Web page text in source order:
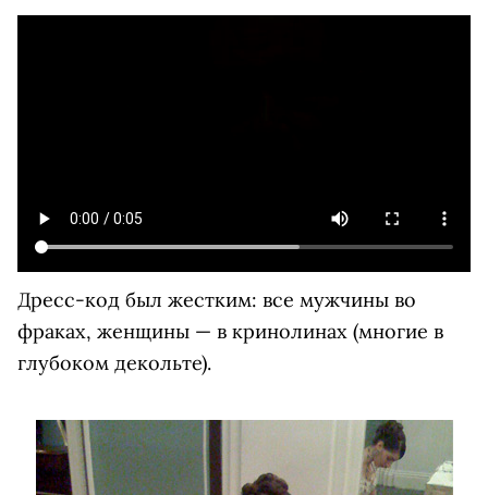
Дресс-код был жестким: все мужчины во
фраках, женщины — в кринолинах (многие в
глубоком декольте).